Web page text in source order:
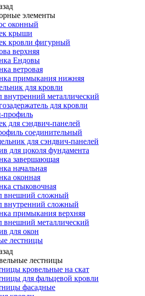
элементы
оконный
крыши
кровли фигурный
верхняя
Ендовы
ветровая
примыкания нижняя
для кровли
внутренний металлический
для кровли
профиль
для сэндвич-панелей
соединительный
для сэндвич-панелей
для цоколя фундамента
завершающая
начальная
оконная
стыковочная
внешний сложный
внутренний сложный
примыкания верхняя
внешний металлический
для окон
лестницы
лестницы
кровельные на скат
для фальцевой кровли
фасадные